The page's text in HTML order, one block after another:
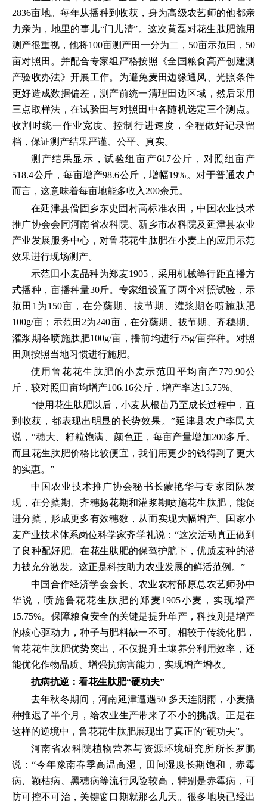
2836亩地。每年从播种到收获，身为高级农艺师的他都亲
力亲为，地里的事儿“门儿清”。这次黄磊对花生肽肥施用
测产很重视，他将100亩测产田一分为二，50亩示范田，50
亩对照田。并配合专家组严格按照《全国粮食高产创建测
产验收办法》开展工作。为避免麦田边缘通风、光照条件
更好造成数据偏差，测产前统一清理田边区域，然后采用
三点取样法，在试验田与对照田中各随机选定三个测点。
收割时统一作业宽度、控制行进速度，全程做好记录留
档，保证测产结果严谨、公平、真实。
测产结果显示，试验组亩产617公斤，对照组亩产
518.4公斤，每亩增产98.6公斤，增幅19%。对于普通农户
而言，这意味着每亩地能多收入200余元。
在延津县僧固乡东史固村高标准农田，中国农业技术
推广协会会同河南省农科院、新乡市农科院及延津县农业
产业发展服务中心，对鲁花花生肽肥在小麦上的应用示范
效果进行现场测产。
示范田小麦品种为郑麦1905，采用机械等行距直播方
式播种，亩播种量30斤。专家组设置了两个对照试验，示
范田1为150亩，在分蘖期、拔节期、灌浆期各喷施肽肥
100g/亩；示范田2为240亩，在分蘖期、拔节期、齐穗期、
灌浆期各喷施肽肥100g/亩，播前均进行75g/亩拌种。对照
田则按照当地习惯进行施肥。
使用鲁花花生肽肥的小麦示范田平均亩产779.90公
斤，较对照田亩均增产106.16公斤，增产率达15.75%。
“使用花生肽肥以后，小麦从根苗乃至成长过程中，直
到收获，都表现出明显的长势效果。”延津县农户李民夫
说，“穗大、籽粒饱满、颜色正，每亩产量增加200多斤。
而且花生肽肥价格比较便宜，我们用更少的钱得到了更大
的实惠。”
中国农业技术推广协会秘书长蒙艳华与专家团队发
现，在分蘖期、齐穗扬花期和灌浆期喷施花生肽肥，能促
进分蘖，形成更多有效穗数，从而实现大幅增产。国家小
麦产业技术体系岗位科学家齐学礼说：“这次活动真正做到
了良种配好肥。在花生肽肥的保驾护航下，优质麦种的潜
力被充分激发。这正是科技助力农业发展的鲜活范例。”
中国合作经济学会会长、农业农村部原总农艺师孙中
华说，喷施鲁花花生肽肥的郑麦1905小麦，实现增产
15.75%。保障粮食安全的关键是提升单产，科技则是增产
的核心驱动力，种子与肥料缺一不可。相较于传统化肥，
鲁花花生肽肥优势突出，不仅提升土壤养分利用效率，还
能优化作物品质、增强抗病害能力，实现增产增收。
抗病抗逆：看花生肽肥“硬功夫”
去年秋冬期间，河南延津遭遇50 多天连阴雨，小麦播
种推迟了半个月，给农业生产带来了不小的挑战。正是在
这样的逆境中，鲁花花生肽肥展现出了真正的“硬功夫”。
河南省农科院植物营养与资源环境研究所所长罗鹏
说：“今年豫南春季高温高湿，田间湿度长期饱和，赤霉
病、颖枯病、黑穗病等流行风险较高，特别是赤霉病，可
防可控不可治，关键窗口期就那么几天。很多地块已经出